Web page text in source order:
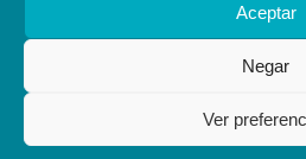
Aceptar
Negar
Ver